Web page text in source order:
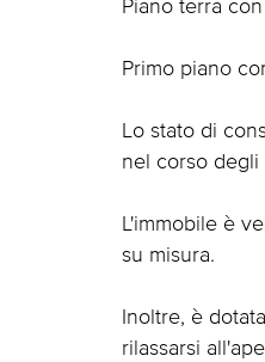
Piano terra
Primo piano
Lo stato di
nel corso degli
L'immobile è
su misura.
Inoltre, è
rilassarsi